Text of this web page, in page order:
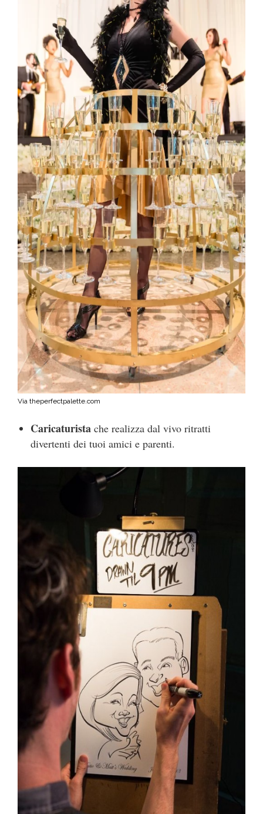
Via theperfectpalette.com
Caricaturistache realizza dal vivo ritratti
divertenti dei tuoi amici e parenti.